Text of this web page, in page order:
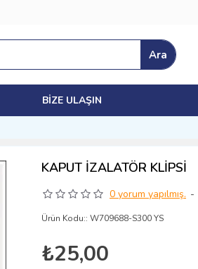
Ara
BIZE ULAŞIN
0 yorum yapılmış. -
KAPUT İZALATÖR KLİPSİ
Ürün Kodu:: W709688-S300 YS
₺25,00